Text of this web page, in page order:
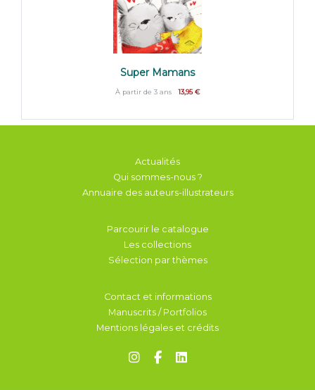
Super Mamans
À partir de 3 ans 13,95 €
Actualités
Qui sommes-nous ?
Annuaire des auteurs-illustrateurs
Parcourir le catalogue
Les collections
Sélection par thèmes
Contact et informations
Manuscrits / Portfolios
Mentions légales et crédits